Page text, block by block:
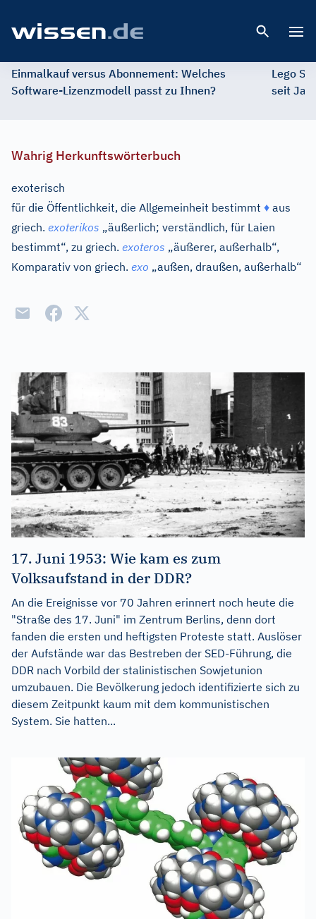
Einmalkauf versus Abonnement: Welches
Software-Lizenzmodell passt zu Ihnen?
Lego
seit
Wahrig Herkunftswörterbuch
exoterisch
für die Öffentlichkeit, die Allgemeinheit bestimmt ♦ aus
griech. exoterikos „äußerlich; verständlich, für Laien
bestimmt“, zu griech. exoteros „äußerer, außerhalb“,
Komparativ von griech. exo „außen, draußen, außerhalb“
17. Juni 1953: Wie kam es zum
Volksaufstand in der DDR?
An die Ereignisse vor 70 Jahren erinnert noch heute die
"Straße des 17. Juni" im Zentrum Berlins, denn dort
fanden die ersten und heftigsten Proteste statt. Auslöser
der Aufstände war das Bestreben der SED-Führung, die
DDR nach Vorbild der stalinistischen Sowjetunion
umzubauen. Die Bevölkerung jedoch identifizierte sich zu
diesem Zeitpunkt kaum mit dem kommunistischen
System. Sie hatten...